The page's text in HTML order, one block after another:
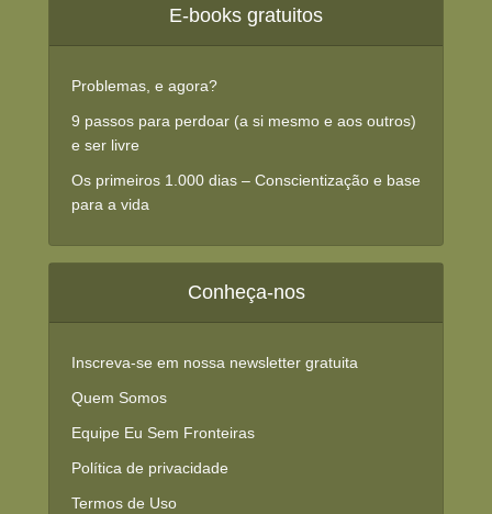
E-books gratuitos
Problemas, e agora?
9 passos para perdoar (a si mesmo e aos outros)
e ser livre
Os primeiros 1.000 dias – Conscientização e base
para a vida
Conheça-nos
Inscreva-se em nossa newsletter gratuita
Quem Somos
Equipe Eu Sem Fronteiras
Política de privacidade
Termos de Uso